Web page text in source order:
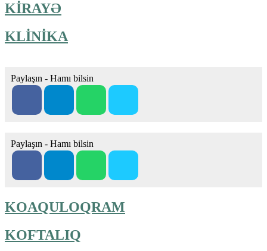
KİRAYƏ
KLİNİKA
Paylaşın - Hamı bilsin
Paylaşın - Hamı bilsin
KOAQULOQRAM
KOFTALIQ